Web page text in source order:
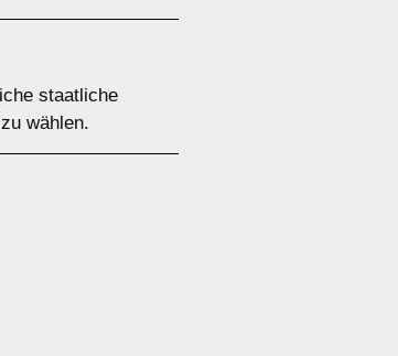
staatliche
wählen.